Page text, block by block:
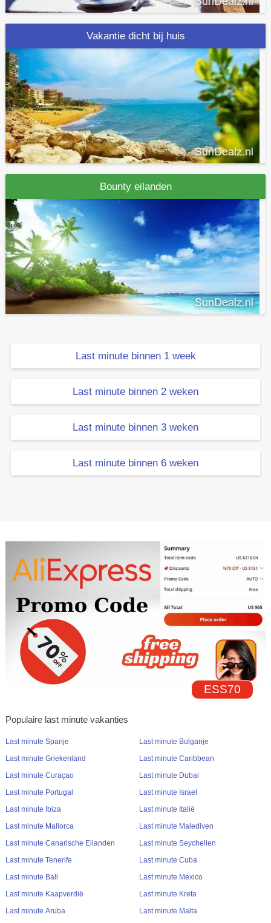
Vakantie dicht bij huis
Bounty eilanden
Last minute binnen 1 week
Last minute binnen 2 weken
Last minute binnen 3 weken
Last minute binnen 6 weken
ESS70
Populaire last minute vakanties
Last minute Spanje
Last minute Griekenland
Last minute Curaçao
Last minute Portugal
Last minute Ibiza
Last minute Mallorca
Last minute Canarische Eilanden
Last minute Tenerife
Last minute Bali
Last minute Kaapverdië
Last minute Aruba
Last minute Bulgarije
Last minute Caribbean
Last minute Dubai
Last minute Israel
Last minute Italië
Last minute Malediven
Last minute Seychellen
Last minute Cuba
Last minute Mexico
Last minute Kreta
Last minute Malta